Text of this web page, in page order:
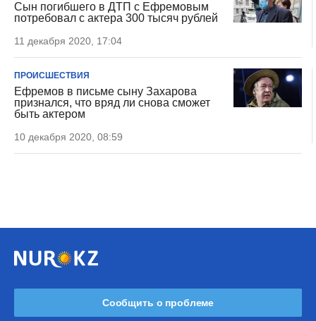
Сын погибшего в ДТП с Ефремовым
потребовал с актера 300 тысяч рублей
11 декабря 2020, 17:04
ПРОИСШЕСТВИЯ
Ефремов в письме сыну Захарова
признался, что вряд ли снова сможет
быть актером
10 декабря 2020, 08:59
Сообщить о проблеме